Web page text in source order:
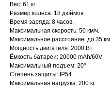
Вес: 61 кг
Размер колеса: 18 дюймов
Время заряда: 8 часов.
Максимальная скорость: 50 км/ч.
Максимальное расстояние: до 35 км.
Мощность двигателя: 2000 Вт.
Ёмкость батареи: 20000 mAh/60V
Максимальный подъем: 20°
Степень защиты: IP54
Максимальная нагрузка: 200 кг.